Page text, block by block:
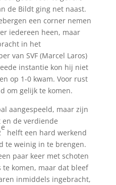
de Bildt ging net naast.
een corner nemen
iedereen heen, maar
in het
van SVF (Marcel Laros)
instantie kon hij niet
op 1-0 kwam. Voor rust
om gelijk te komen.
aangespeeld, maar zijn
de verdiende
e
helft een hard werkend
te weinig in te brengen.
paar keer met schoten
te komen, maar dat bleef
inmiddels ingebracht,